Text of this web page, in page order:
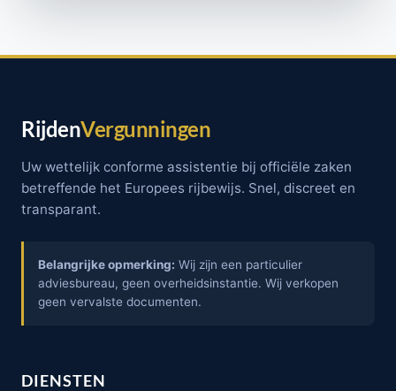
RijdenVergunningen
Uw wettelijk conforme assistentie bij officiële zaken
betreffende het Europees rijbewijs. Snel, discreet en
transparant.
Belangrijke opmerking: Wij zijn een particulier
adviesbureau, geen overheidsinstantie. Wij verkopen
geen vervalste documenten.
DIENSTEN